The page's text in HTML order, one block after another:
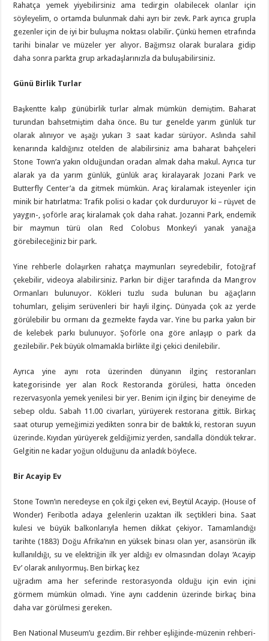
Rahatça yemek yiyebilirsiniz ama tedirgin olabilecek olanlar için
söyleyelim, o ortamda bulunmak dahi ayrı bir zevk. Park ayrıca grupla
gezenler için de iyi bir buluşma noktası olabilir. Çünkü hemen etrafında
tarihi binalar ve müzeler yer alıyor. Bağımsız olarak buralara gidip
daha sonra parkta grup arkadaşlarınızla da buluşabilirsiniz.
Günü Birlik Turlar
Başkentte kalıp günübirlik turlar almak mümkün demiştim. Baharat
turundan bahsetmiştim daha önce. Bu tur genelde yarım günlük tur
olarak alınıyor ve aşağı yukarı 3 saat kadar sürüyor. Aslında sahil
kenarında kaldığınız otelden de alabilirsiniz ama baharat bahçeleri
Stone Town’a yakın olduğundan oradan almak daha makul. Ayrıca tur
alarak ya da yarım günlük, günlük araç kiralayarak Jozani Park ve
Butterfly Center’a da gitmek mümkün. Araç kiralamak isteyenler için
minik bir hatırlatma: Trafik polisi o kadar çok durduruyor ki – rüşvet de
yaygın-, şoförle araç kiralamak çok daha rahat. Jozanni Park, endemik
bir maymun türü olan Red Colobus Monkey’i yanak yanağa
görebileceğiniz bir park.
Yine rehberle dolaşırken rahatça maymunları seyredebilir, fotoğraf
çekebilir, videoya alabilirsiniz. Parkın bir diğer tarafında da Mangrov
Ormanları bulunuyor. Kökleri tuzlu suda bulunan bu ağaçların
tohumları, gelişim serüvenleri bir hayli ilginç. Dünyada çok az yerde
görülebilir bu ormanı da gezmekte fayda var. Yine bu parka yakın bir
de kelebek parkı bulunuyor. Şoförle ona göre anlaşıp o park da
gezilebilir. Pek büyük olmamakla birlikte ilgi çekici denilebilir.
Ayrıca yine aynı rota üzerinden dünyanın ilginç restoranları
kategorisinde yer alan Rock Restoranda görülesi, hatta önceden
rezervasyonla yemek yenilesi bir yer. Benim için ilginç bir deneyime de
sebep oldu. Sabah 11.00 civarları, yürüyerek restorana gittik. Birkaç
saat oturup yemeğimizi yedikten sonra bir de baktık ki, restoran suyun
üzerinde. Kıyıdan yürüyerek geldiğimiz yerden, sandalla döndük tekrar.
Gelgitin ne kadar yoğun olduğunu da anladık böylece.
Bir Acayip Ev
Stone Town’ın neredeyse en çok ilgi çeken evi, Beytül Acayip. (House of
Wonder) Feribotla adaya gelenlerin uzaktan ilk seçtikleri bina. Saat
kulesi ve büyük balkonlarıyla hemen dikkat çekiyor. Tamamlandığı
tarihte (1883) Doğu Afrika’nın en yüksek binası olan yer, asansörün ilk
kullanıldığı, su ve elektriğin ilk yer aldığı ev olmasından dolayı ‘Acayip
Ev’ olarak anılıyormuş. Ben birkaç kez
uğradım ama her seferinde restorasyonda olduğu için evin içini
görmem mümkün olmadı. Yine aynı caddenin üzerinde birkaç bina
daha var görülmesi gereken.
Ben National Museum’u gezdim. Bir rehber eşliğinde-müzenin rehberi-